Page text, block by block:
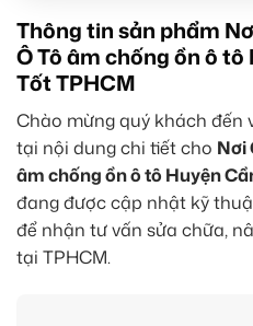
Thông tin sản phẩm
Ô Tô âm chống ồn ô tô
Tốt TPHCM
Chào mừng quý khách đến
tại nội dung chi tiết cho Nơi
âm chống ồn ô tô Huyện
đang được cập nhật kỹ
để nhận tư vấn sửa chữa,
tại TPHCM.